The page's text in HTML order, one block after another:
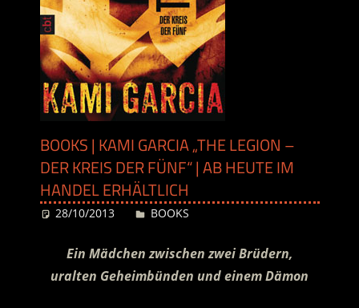
BOOKS | KAMI GARCIA „THE LEGION –
DER KREIS DER FÜNF“ | AB HEUTE IM
HANDEL ERHÄLTLICH
28/10/2013 Desiree
BOOKS
Ein Mädchen zwischen zwei Brüdern,
uralten Geheimbünden und einem Dämon